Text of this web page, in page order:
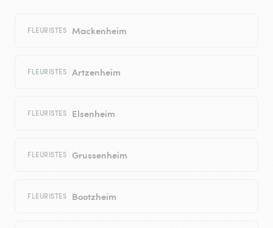
FLEURISTES Mackenheim
FLEURISTES Artzenheim
FLEURISTES Elsenheim
FLEURISTES Grussenheim
FLEURISTES Bootzheim